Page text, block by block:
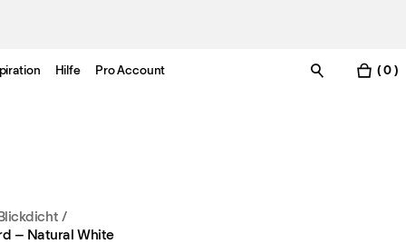
Hilfe Pro Account ( 0 )
/
– Natural White